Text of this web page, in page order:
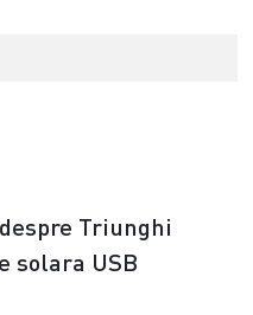
Triunghi
solara USB